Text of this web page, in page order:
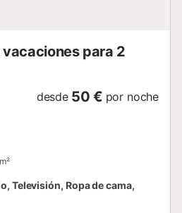
para 2
desde 50 € por noche
Televisión, Ropa de cama,